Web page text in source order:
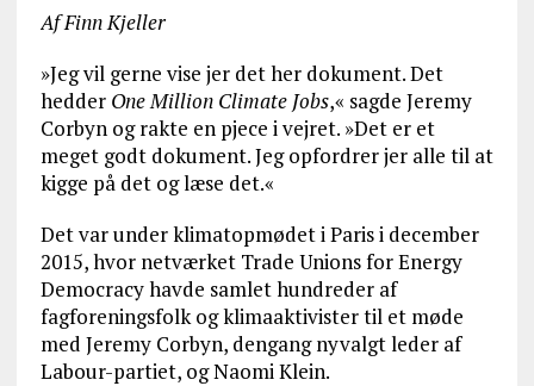
Af Finn Kjeller
»Jeg vil gerne vise jer det her dokument. Det
hedder One Million Climate Jobs,« sagde Jeremy
Corbyn og rakte en pjece i vejret. »Det er et
meget godt dokument. Jeg opfordrer jer alle til at
kigge på det og læse det.«
Det var under klimatopmødet i Paris i december
2015, hvor netværket Trade Unions for Energy
Democracy havde samlet hundreder af
fagforeningsfolk og klimaaktivister til et møde
med Jeremy Corbyn, dengang nyvalgt leder af
Labour-partiet, og Naomi Klein.